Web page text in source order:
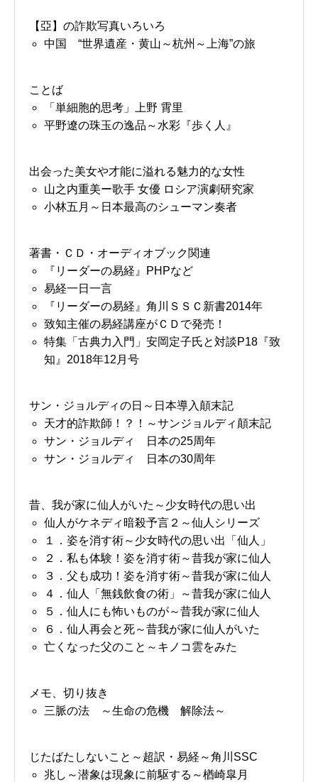
【亞】の詐欺写真いろいろ
中国 “世界遺産・黄山～杭州～上海”の旅
ことば
「単細胞的思考」上野 霄里
平野遼の珠玉の逸品～水彩『歩く人』
出会った美女や才能に溢れる魅力的な女性
山之内重美ー歌手 女優 ロシア演劇研究家
小林五月～日本最高のシューマン奏者
著書・ＣＤ・オーディオブック関連
『リーダーの易経』PHPなど
易経一日一言
『リーダーの易経』角川ＳＳＣ新書2014年
致知主催の易経講座がＣＤで発売！
特集「古典力入門」安岡定子氏と対談P18『致
知』2018年12月号
サン・ジョルディの日～日本導入顛末記
天才的詐欺師！？！～サンジョルディ顛末記
サン・ジョルディ 日本の25周年
サン・ジョルディ 日本の30周年
昔、我が家に仙人がいた～少女時代の思い出
仙人がケネディ暗殺予言２～仙人シリーズ
１．姿を消す術～少女時代の思い出「仙人」
２．私も体験！姿を消す術～昔我が家に仙人
３．父も成功！姿を消す術～昔我が家に仙人
４．仙人「無銭飲食の術」～昔我が家に仙人
５．仙人にも怖いものが～昔我が家に仙人
６．仙人再会と死～昔我が家に仙人がいた
亡くなった父のこと～キノコ雲をみた
メモ、切り抜き
三脈の法 ～生命の危機 解除法～
じたばたしないこと～超訳・易経～角川SSC
兆し～潜象は現象に前駆する～楢崎皐月